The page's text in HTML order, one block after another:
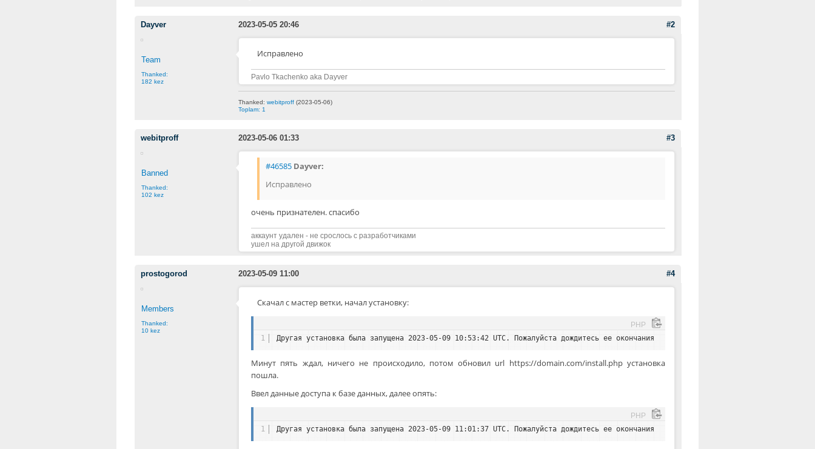
Dayver #2
2023-05-05 20:46
Team
Thanked:
182 kez
Исправлено
Pavlo Tkachenko aka Dayver
Thanked: webitproff (2023-05-06)
Toplam: 1
webitproff #3
2023-05-06 01:33
Banned
Thanked:
102 kez
#46585 Dayver:
Исправлено
очень признателен. спасибо
аккаунт удален - не срослось с разработчиками
ушел на другой движок
prostogorod #4
2023-05-09 11:00
Members
Thanked:
10 kez
Скачал с мастер ветки, начал установку:
PHP
1 Другая установка была запущена 2023-05-09 10:53:42 UTC. Пожалуйста дождитесь ее окончания
Минут пять ждал, ничего не происходило, потом обновил url https://domain.com/install.php установка
пошла.
Ввел данные доступа к базе данных, далее опять:
PHP
1 Другая установка была запущена 2023-05-09 11:01:37 UTC. Пожалуйста дождитесь ее окончания